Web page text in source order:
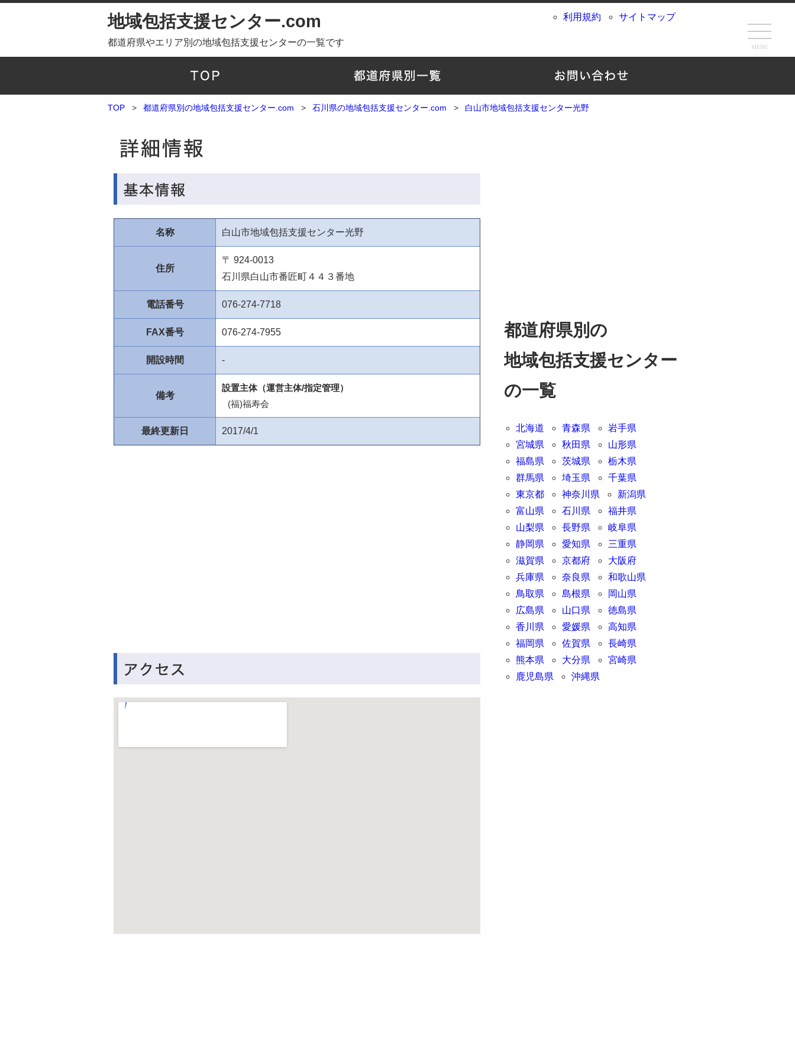
MENU
地域包括支援センター.com
都道府県やエリア別の地域包括支援センターの一覧です
利用規約 サイトマップ
TOP 都道府県別の地域包括支援センター.com 石川県の地域包括支援センター.com 白山市地域包括支援センター光野
名称 白山市地域包括支援センター光野
住所
〒 924-0013
石川県白山市番匠町４４３番地
電話番号 076-274-7718
FAX番号 076-274-7955
開設時間 -
備考
設置主体（運営主体/指定管理）
(福)福寿会
最終更新日 2017/4/1
都道府県別の
地域包括支援センター
の一覧
北海道 青森県
岩手県
宮城県
秋田県
山形県
福島県
茨城県
栃木県
群馬県
埼玉県
千葉県
東京都
神奈川県
新潟県
富山県
石川県
福井県
山梨県
長野県
岐阜県
静岡県
愛知県
三重県
滋賀県
京都府
大阪府
兵庫県
奈良県
和歌山県
鳥取県
島根県
岡山県
広島県
山口県
徳島県
香川県
愛媛県
高知県
福岡県
佐賀県
長崎県
熊本県
大分県
宮崎県
鹿児島県
沖縄県